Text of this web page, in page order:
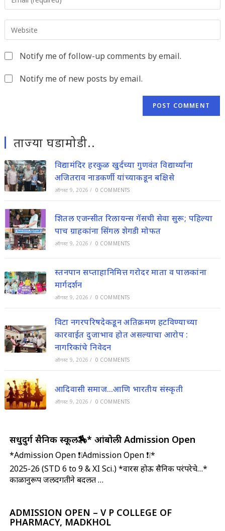
username
to
comment
your
address
to
comment
your
URL
Notify me of follow-up comments by email.
Notify me of new posts by email.
ताज्या घडामोडी..
विद्यामंदिर हरकुळ खुर्दच्या गुणवंत विद्यार्थ्यांना
अजितराव नाडकर्णी यांच्याकडून बक्षिसे
ऑगस्ट 9, 2026 / 0 COMMENTS
शितल एजन्सीत रिलायन्स गॅसची सेवा सुरू; पहिल्या
पाच ग्राहकांना सिंगल शेगडी मोफत
ऑगस्ट 9, 2026 / 0 COMMENTS
स्तनपान सप्ताहानिमित्त गरोदर माता व पालकांना
मार्गदर्शन
ऑगस्ट 9, 2026 / 0 COMMENTS
विटा नगरपरिषदेकडून अतिक्रमण हटविण्याच्या
कारवाईत दुजाभाव होत असल्याचा आरोप :
नागरिकांचे निवेदन
ऑगस्ट 9, 2026 / 0 COMMENTS
आदिवासी समाज…आणि भारतीय संस्कृती
ऑगस्ट 9, 2026 / 0 COMMENTS
सिंधुदुर्ग सैनिक स्कूल🏇* आंबोली Admission Open
*Admission Open ❗❕Admission Open ❗❕*
2025-26 (STD 6 to 9 & XI Sci.) *वारस होऊ सैनिकी परंपरेचे…*
काळानुरूप जलदगतीने बदलत …
ADMISSION OPEN – V P COLLEGE OF
PHARMACY, MADKHOL